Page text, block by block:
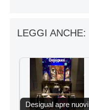
LEGGI ANCHE:
Desigual apre nuovi